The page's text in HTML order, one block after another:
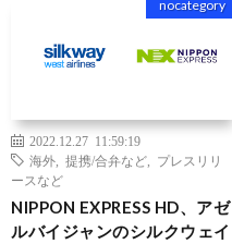
nocategory
2022.12.27 11:59:19
海外
提携/合弁など
プレスリリ
ースなど
NIPPON EXPRESS HD、アゼ
ルバイジャンのシルクウェイ